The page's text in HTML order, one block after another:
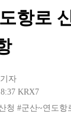
항로
자
KRX7
청 #군산~연도항